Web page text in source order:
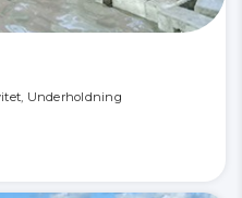
Underholdning